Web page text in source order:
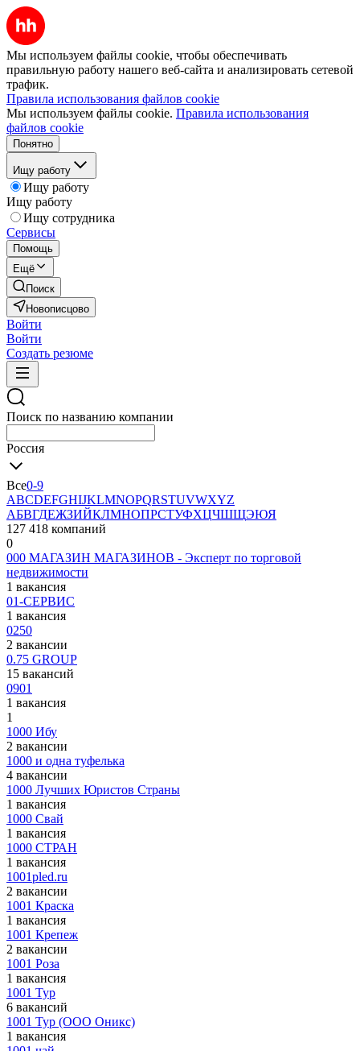
Мы используем файлы cookie, чтобы обеспечивать
правильную работу нашего веб-сайта и анализировать сетевой
трафик.
Правила использования файлов cookie
Мы используем файлы cookie. Правила использования
файлов cookie
Понятно
Ищу работу
Ищу работу
Ищу работу
Ищу сотрудника
Сервисы
Помощь
Ещё
Поиск
Новописцово
Войти
Войти
Создать резюме
Поиск по названию компании
Россия
Все0-9
ABCDEFGHIJKLMNOPQRSTUVWXYZ
АБВГДЕЖЗИЙКЛМНОПРСТУФХЦЧШЩЭЮЯ
127 418 компаний
0
000 МАГАЗИН МАГАЗИНОВ - Эксперт по торговой
недвижимости
1 вакансия
01-СЕРВИС
1 вакансия
0250
2 вакансии
0.75 GROUP
15 вакансий
0901
1 вакансия
1
1000 Ибу
2 вакансии
1000 и одна туфелька
4 вакансии
1000 Лучших Юристов Страны
1 вакансия
1000 Свай
1 вакансия
1000 СТРАН
1 вакансия
1001pled.ru
2 вакансии
1001 Краска
1 вакансия
1001 Крепеж
2 вакансии
1001 Роза
1 вакансия
1001 Тур
6 вакансий
1001 Тур (ООО Оникс)
1 вакансия